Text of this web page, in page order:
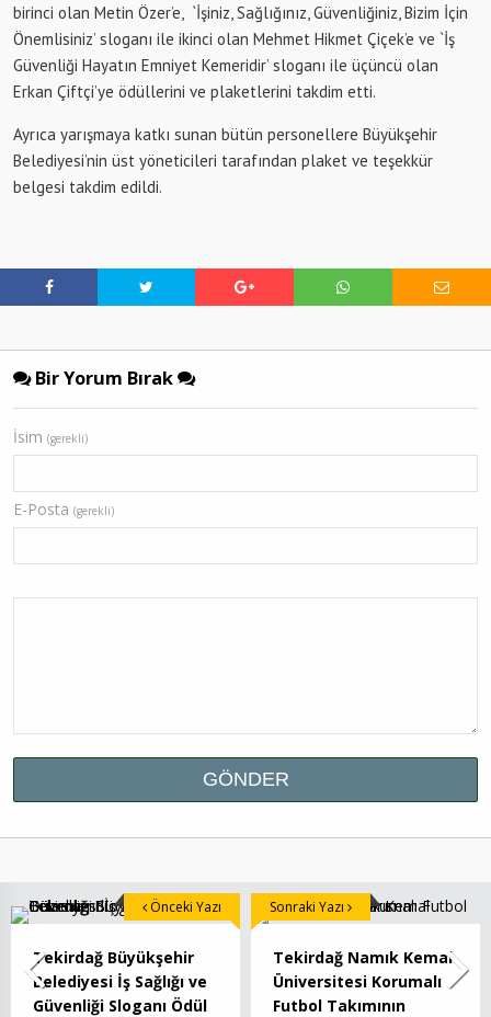
birinci olan Metin Özer’e, `İşiniz, Sağlığınız, Güvenliğiniz, Bizim İçin
Önemlisiniz’ sloganı ile ikinci olan Mehmet Hikmet Çiçek’e ve `İş
Güvenliği Hayatın Emniyet Kemeridir’ sloganı ile üçüncü olan
Erkan Çiftçi’ye ödüllerini ve plaketlerini takdim etti.
Ayrıca yarışmaya katkı sunan bütün personellere Büyükşehir
Belediyesi’nin üst yöneticileri tarafından plaket ve teşekkür
belgesi takdim edildi.
Bir Yorum Bırak
İsim (gerekli)
E-Posta (gerekli)
Tekirdağ Büyükşehir
Belediyesi İş Sağlığı ve
Güvenliği Sloganı Ödül
Önceki Yazı
Tekirdağ Namık Kemal
Üniversitesi Korumalı
Futbol Takımının
Sonraki Yazı